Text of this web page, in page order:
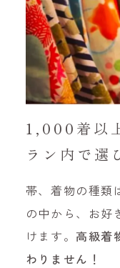
1,000着以
ラン内で選
帯、着物の種類
の中から、お好
けます。 高級着
わりません！